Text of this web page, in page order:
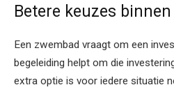
Betere keuzes
Een zwembad vraagt om een
begeleiding helpt om die
extra optie is voor iedere situatie